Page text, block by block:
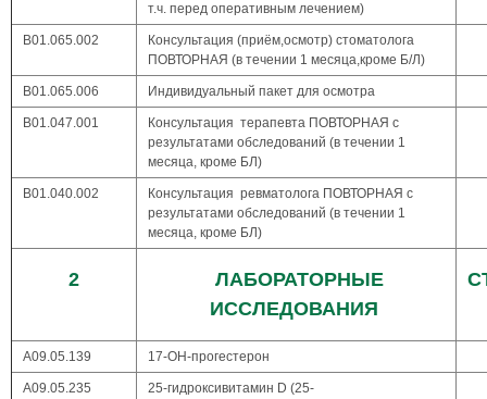
т.ч. перед оперативным лечением)
В01.065.002
Консультация (приём,осмотр) стоматолога
ПОВТОРНАЯ (в течении 1 месяца,кроме Б/Л)
В01.065.006 Индивидуальный пакет для осмотра
В01.047.001
Консультация терапевта ПОВТОРНАЯ с
результатами обследований (в течении 1
месяца, кроме БЛ)
В01.040.002
Консультация ревматолога ПОВТОРНАЯ с
результатами обследований (в течении 1
месяца, кроме БЛ)
2
ЛАБОРАТОРНЫЕ
ИССЛЕДОВАНИЯ
А09.05.139 17-ОН-прогестерон
А09.05.235
25-гидроксивитамин D (25-